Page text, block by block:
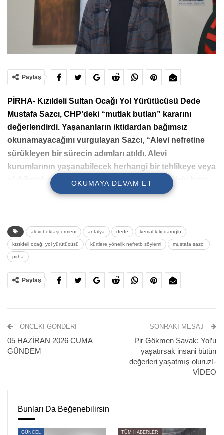
Paylaş
PİRHA- Kızıldeli Sultan Ocağı Yol Yürütücüsü Dede
Mustafa Sazcı, CHP’deki “mutlak butlan” kararını
değerlendirdi. Yaşananların iktidardan bağımsız
okunamayacağını vurgulayan Sazcı, “Alevi nefretine
sürükleyen bir sürecin adımları atıldı. Alevi
kurumlarının yaşanabilecek herhangi bir tehlikeye veya
olabilecek provokasyonların önüne geçmek için hazır
olmalı” dedi.
CHP’de yaşanan ‘Mutlak Butlan’ krizi derinleşerek devam
ediyor. 900’e yakın delege ‘Kurultay yapılsın’ imzası
verirken, krizden çıkış için görüşmeler sürüyor.
yükselirken, Kılıçdaroğlu’nun etnik ve inançsal kimliği
üzerinden nefret suçu işleniyor.
OKUMAYA DEVAM ET
alevi bektaşi.ermeni antalya dede kemal kılıçdaroğlu
kızıldeli ocağı yol yürütücüsü kürtlere yönelik nefretb söylemi mustafa sazcı
pirha
Paylaş
ÖNCEKI GÖNDERI
05 HAZİRAN 2026 CUMA –
GÜNDEM
SONRAKI MESAJ
Pir Gökmen Savak: Yol’u
yaşatırsak insani bütün
değerleri yaşatmış oluruz!-
VİDEO
Bunları Da Beğenebilirsin
GÜNCEL TÜM HABERLER